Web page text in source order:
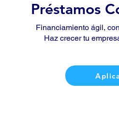
Préstamos
Financiamiento ágil,
Haz crecer tu